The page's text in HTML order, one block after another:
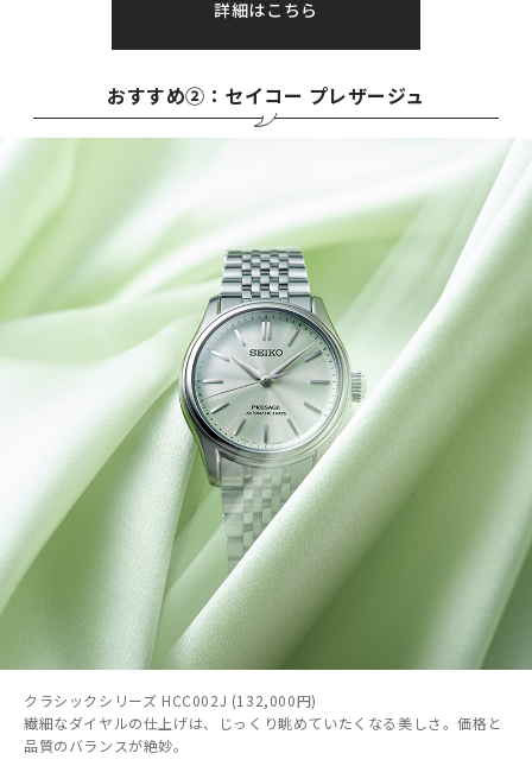
詳細はこちら
おすすめ②：セイコー プレザージュ
クラシックシリーズ HCC002J (132,000円)
繊細なダイヤルの仕上げは、じっくり眺めていたくなる美しさ。価格と
品質のバランスが絶妙。